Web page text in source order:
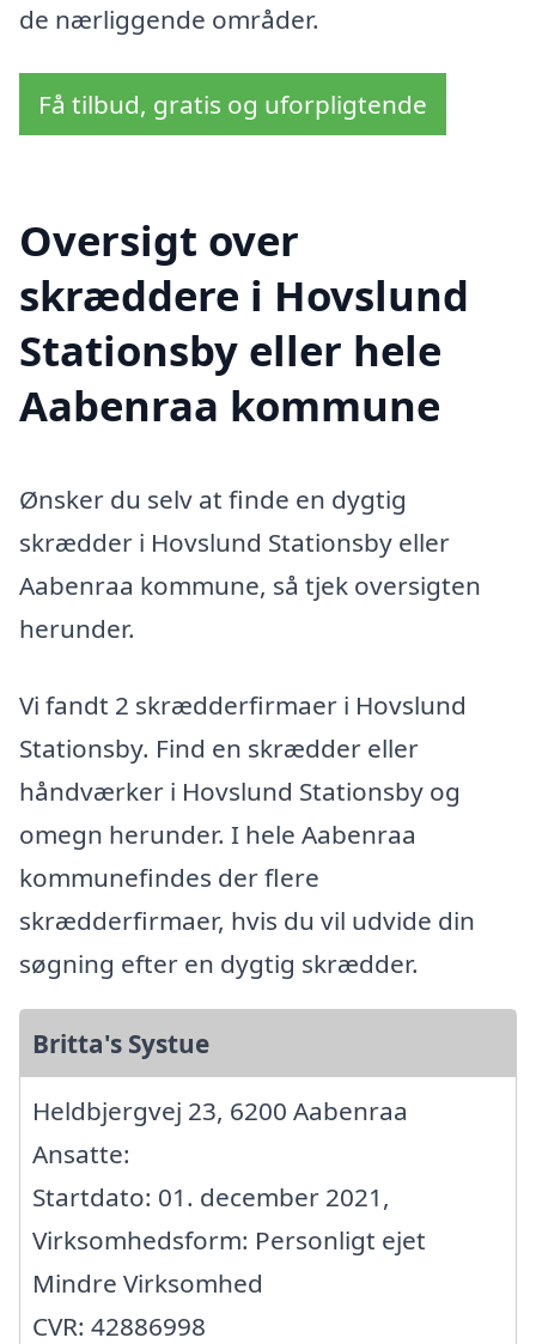
de nærliggende områder.
Få tilbud, gratis og uforpligtende
Oversigt over
skræddere i Hovslund
Stationsby eller hele
Aabenraa kommune
Ønsker du selv at finde en dygtig
skrædder i Hovslund Stationsby eller
Aabenraa kommune, så tjek oversigten
herunder.
Vi fandt 2 skrædderfirmaer i Hovslund
Stationsby. Find en skrædder eller
håndværker i Hovslund Stationsby og
omegn herunder. I hele Aabenraa
kommunefindes der flere
skrædderfirmaer, hvis du vil udvide din
søgning efter en dygtig skrædder.
Britta's Systue
Heldbjergvej 23, 6200 Aabenraa
Ansatte:
Startdato: 01. december 2021,
Virksomhedsform: Personligt ejet
Mindre Virksomhed
CVR: 42886998